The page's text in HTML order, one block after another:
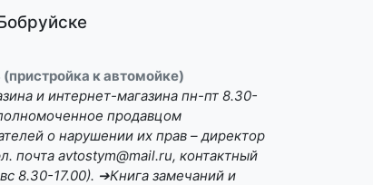
к автомойке)
и интернет-магазина пн-пт 8.30-
продавцом
о нарушении их прав – директор
почта avtostym@mail.ru, контактный
8.30-17.00). ➔Книга замечаний и